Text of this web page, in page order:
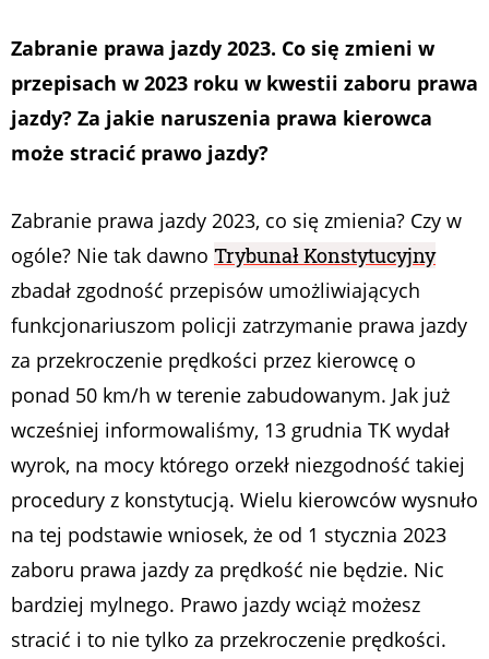
Zabranie prawa jazdy 2023. Co się zmieni w
przepisach w 2023 roku w kwestii zaboru prawa
jazdy? Za jakie naruszenia prawa kierowca
może stracić prawo jazdy?
Zabranie prawa jazdy 2023, co się zmienia? Czy w
ogóle? Nie tak dawno Trybunał Konstytucyjny
zbadał zgodność przepisów umożliwiających
funkcjonariuszom policji zatrzymanie prawa jazdy
za przekroczenie prędkości przez kierowcę o
ponad 50 km/h w terenie zabudowanym. Jak już
wcześniej informowaliśmy, 13 grudnia TK wydał
wyrok, na mocy którego orzekł niezgodność takiej
procedury z konstytucją. Wielu kierowców wysnuło
na tej podstawie wniosek, że od 1 stycznia 2023
zaboru prawa jazdy za prędkość nie będzie. Nic
bardziej mylnego. Prawo jazdy wciąż możesz
stracić i to nie tylko za przekroczenie prędkości.